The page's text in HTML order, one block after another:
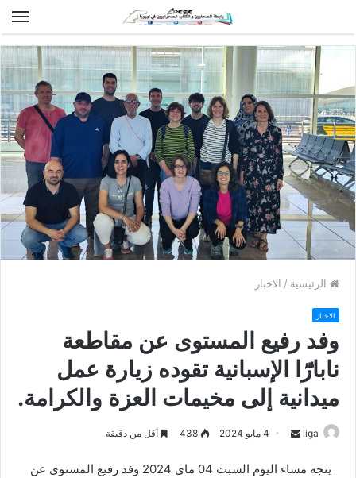
الرئيسية / الاخبار
الاخبار
وفد رفيع المستوى عن مقاطعة
نابارّٓا الإسبانية تقوده زيارة عمل
ميدانية إلى مخيمات العزة والكرامة.
liga
n
4 مايو 2024 438 أقل من دقيقة
يتجه مساء اليوم السبت 04 ماي 2024 وفد رفيع المستوى عن